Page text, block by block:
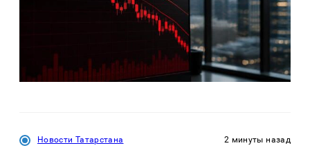
Новости Татарстана 2 минуты назад